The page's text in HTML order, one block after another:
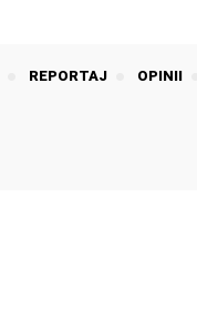
REPORTAJ OPINII